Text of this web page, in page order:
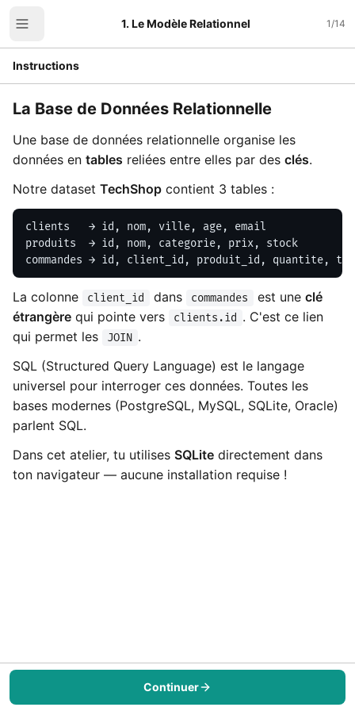
1. Le Modèle Relationnel 1/14
Instructions
La Base de Données Relationnelle
Une base de données relationnelle organise les
données en tables reliées entre elles par des clés.
Notre dataset TechShop contient 3 tables :
clients   → id, nom, ville, age, email
produits  → id, nom, categorie, prix, stock
commandes → id, client_id, produit_id, quantite,
La colonne client_id dans commandes est une clé
étrangère qui pointe vers clients.id . C'est ce lien
qui permet les
JOIN .
SQL (Structured Query Language) est le langage
universel pour interroger ces données. Toutes les
bases modernes (PostgreSQL, MySQL, SQLite, Oracle)
parlent SQL.
Dans cet atelier, tu utilises SQLite directement dans
ton navigateur — aucune installation requise !
Continuer